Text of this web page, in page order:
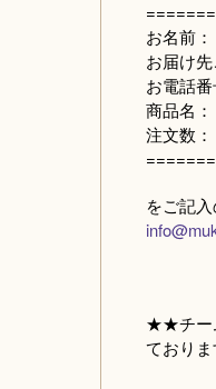
お名前：
お届け
お電話
商品名：
注文数：
をご記
★★チー
ており